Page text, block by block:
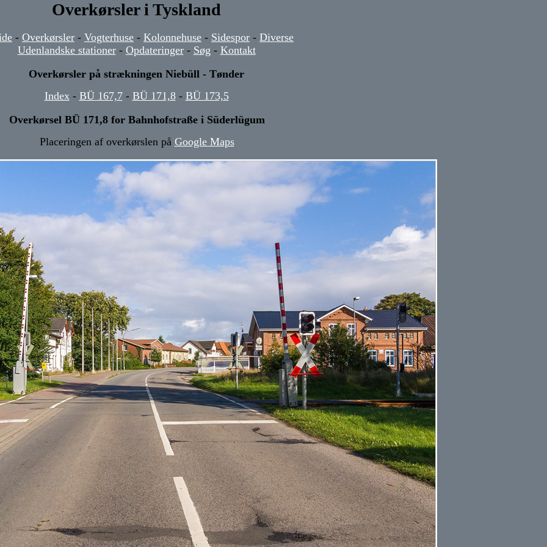
Overkørsler i Tyskland
- Overkørsler - Vogterhuse - Kolonnehuse - Sidespor - Diverse
Udenlandske stationer- Opdateringer- Søg - Kontakt
Overkørsler på strækningen Niebüll - Tønder
Index - BÜ 167,7- BÜ 171,8- BÜ 173,5
Overkørsel BÜ 171,8 for Bahnhofstraße i Süderlügum
Placeringen af overkørslen på Google Maps